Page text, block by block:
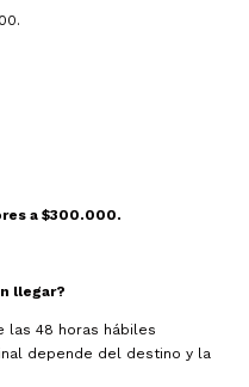
a $300.000.
llegar?
las 48 horas hábiles
depende del destino y la